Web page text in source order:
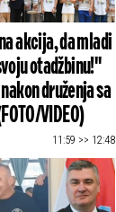
akcija, da mladi
otadžbinu!"
druženja sa
VIDEO)
11:59 >> 12:48